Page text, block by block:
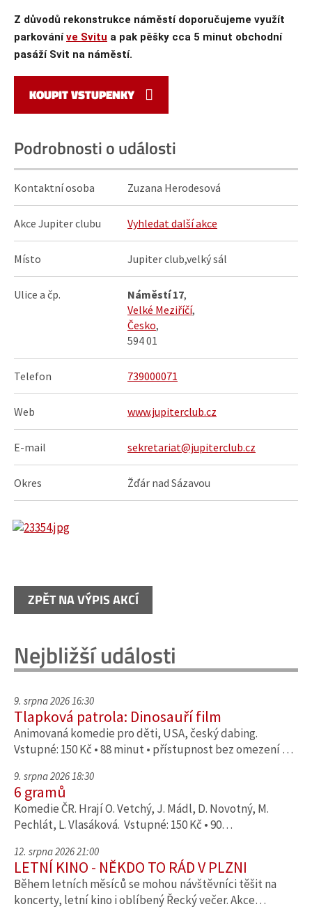
Z důvodů rekonstrukce náměstí doporučujeme využít
parkováníve Svitu a pak pěšky cca 5 minut obchodní
pasáží Svit na náměstí.
KOUPIT VSTUPENKY
Podrobnosti o události
Kontaktní osoba Zuzana Herodesová
Akce Jupiter clubu Vyhledat další akce
Místo Jupiter club,velký sál
Ulice a čp. Náměstí 17,
Velké Meziříčí,
Česko,
594 01
Telefon 739000071
Web www.jupiterclub.cz
E-mail sekretariat@jupiterclub.cz
Okres Žďár nad Sázavou
ZPĚT NA VÝPIS AKCÍ
Nejbližší události
9. srpna 2026 16:30
Tlapková patrola: Dinosauří film
Animovaná komedie pro děti, USA, český dabing.
Vstupné: 150 Kč • 88 minut • přístupnost bez omezení …
9. srpna 2026 18:30
6 gramů
Komedie ČR. Hrají O. Vetchý, J. Mádl, D. Novotný, M.
Pechlát, L. Vlasáková. Vstupné: 150 Kč • 90…
12. srpna 2026 21:00
LETNÍ KINO - NĚKDO TO RÁD V PLZNI
Během letních měsíců se mohou návštěvníci těšit na
koncerty, letní kino i oblíbený Řecký večer. Akce…